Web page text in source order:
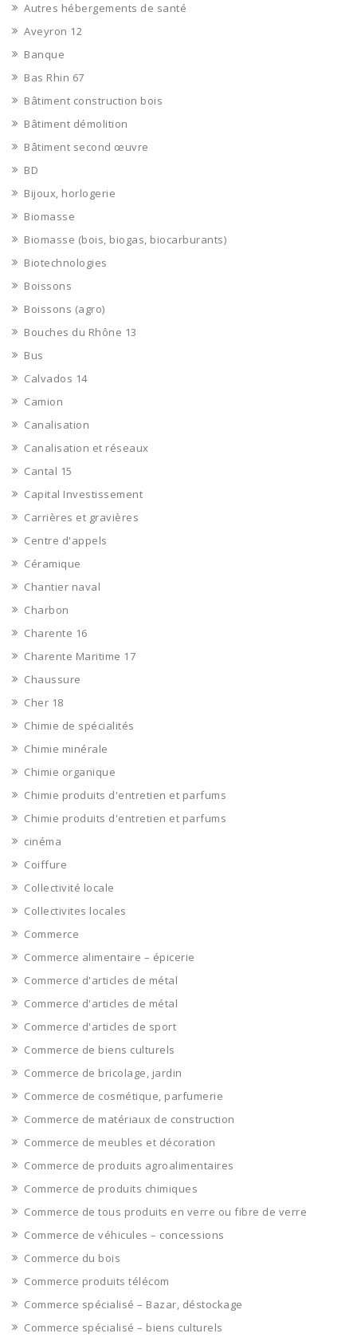
Autres hébergements de santé
Aveyron 12
Banque
Bas Rhin 67
Bâtiment construction bois
Bâtiment démolition
Bâtiment second œuvre
BD
Bijoux, horlogerie
Biomasse
Biomasse (bois, biogas, biocarburants)
Biotechnologies
Boissons
Boissons (agro)
Bouches du Rhône 13
Bus
Calvados 14
Camion
Canalisation
Canalisation et réseaux
Cantal 15
Capital Investissement
Carrières et gravières
Centre d'appels
Céramique
Chantier naval
Charbon
Charente 16
Charente Maritime 17
Chaussure
Cher 18
Chimie de spécialités
Chimie minérale
Chimie organique
Chimie produits d'entretien et parfums
Chimie produits d'entretien et parfums
cinéma
Coiffure
Collectivité locale
Collectivites locales
Commerce
Commerce alimentaire – épicerie
Commerce d'articles de métal
Commerce d'articles de métal
Commerce d'articles de sport
Commerce de biens culturels
Commerce de bricolage, jardin
Commerce de cosmétique, parfumerie
Commerce de matériaux de construction
Commerce de meubles et décoration
Commerce de produits agroalimentaires
Commerce de produits chimiques
Commerce de tous produits en verre ou fibre de verre
Commerce de véhicules – concessions
Commerce du bois
Commerce produits télécom
Commerce spécialisé – Bazar, déstockage
Commerce spécialisé – biens culturels